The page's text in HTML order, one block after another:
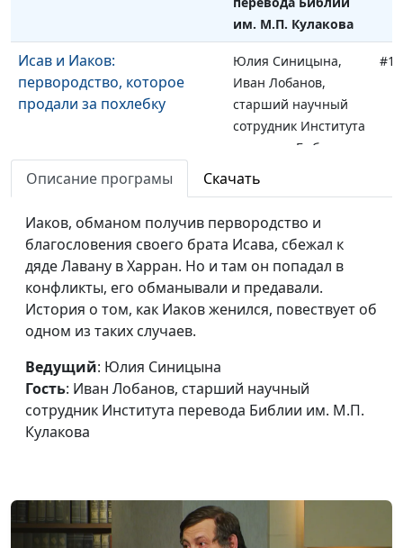
им. М.П. Кулакова
Исав и Иаков:
первородство, которое
продали за похлебку
Юлия Синицына,
Иван Лобанов,
старший научный
сотрудник Института
перевода Библии
История Исаака и Ревекки
Иван Лобанов,
старший научный
сотрудник Института
перевода Библии
им. М.П. Кулакова
Жертвоприношение и
спасение
старший научный
сотрудник Института
Призвание Авраама и
Божье обещание
Иван Лобанов,
старший научный
Описание програмы Скачать
Иаков, обманом получив первородство и
благословения своего брата Исава, сбежал к
дяде Лавану в Харран. Но и там он попадал в
конфликты, его обманывали и предавали.
История о том, как Иаков женился, повествует об
одном из таких случаев.
Ведущий: Юлия Синицына
Гость: Иван Лобанов, старший научный
сотрудник Института перевода Библии им. М.П.
Кулакова